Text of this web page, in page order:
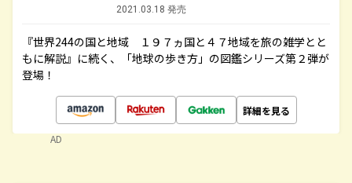
2021.03.18 発売
『世界244の国と地域 １９７ヵ国と４７地域を旅の雑学とと
もに解説』に続く、「地球の歩き方」の図鑑シリーズ第２弾が
登場！
詳細を見る
AD